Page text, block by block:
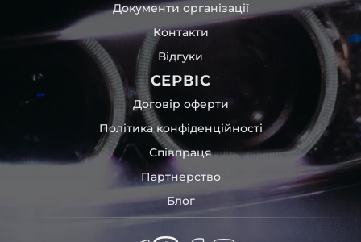
Документи організації
Контакти
Відгуки
СЕРВІС
Договір оферти
Політика конфіденційності
Співпраця
Партнерство
Блог